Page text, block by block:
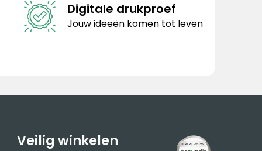
Digitale drukproef
Jouw ideeën komen tot leven
Veilig winkelen